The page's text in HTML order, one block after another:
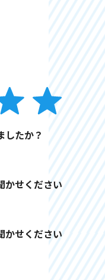
したか？
かせください
かせください